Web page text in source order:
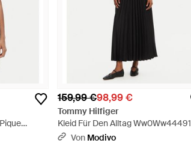
Blau
159,99 €98,99 €
Tommy Hilfiger
Kleid Für Den Alltag Ww0Ww44491
Regular Fit - Schwarz
Von Modivo